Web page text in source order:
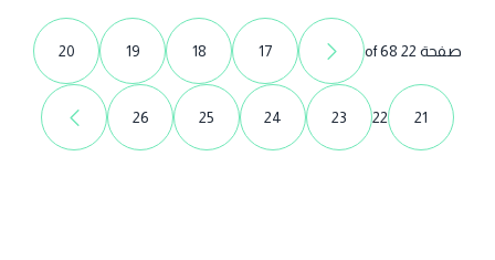
صفحة 22 of 68 17
18
19
20
21
22
23
24
25
26